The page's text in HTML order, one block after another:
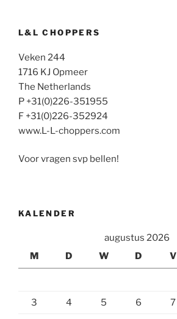
L&L CHOPPERS
Veken 244
1716 KJ Opmeer
The Netherlands
P +31(0)226-351955
F +31(0)226-352924
www.L-L-choppers.com
Voor vragen svp bellen!
KALENDER
augustus 2026
M
D W D V
3 4 5 6 7